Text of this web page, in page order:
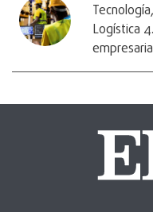
Logística